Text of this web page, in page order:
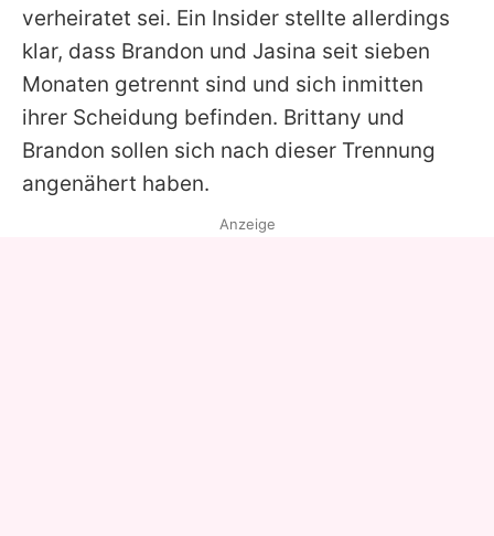
Utiq verwalten
verheiratet sei. Ein Insider stellte allerdings
klar, dass Brandon und Jasina seit sieben
Monaten getrennt sind und sich inmitten
ihrer Scheidung befinden. Brittany und
Brandon sollen sich nach dieser Trennung
angenähert haben.
Anzeige